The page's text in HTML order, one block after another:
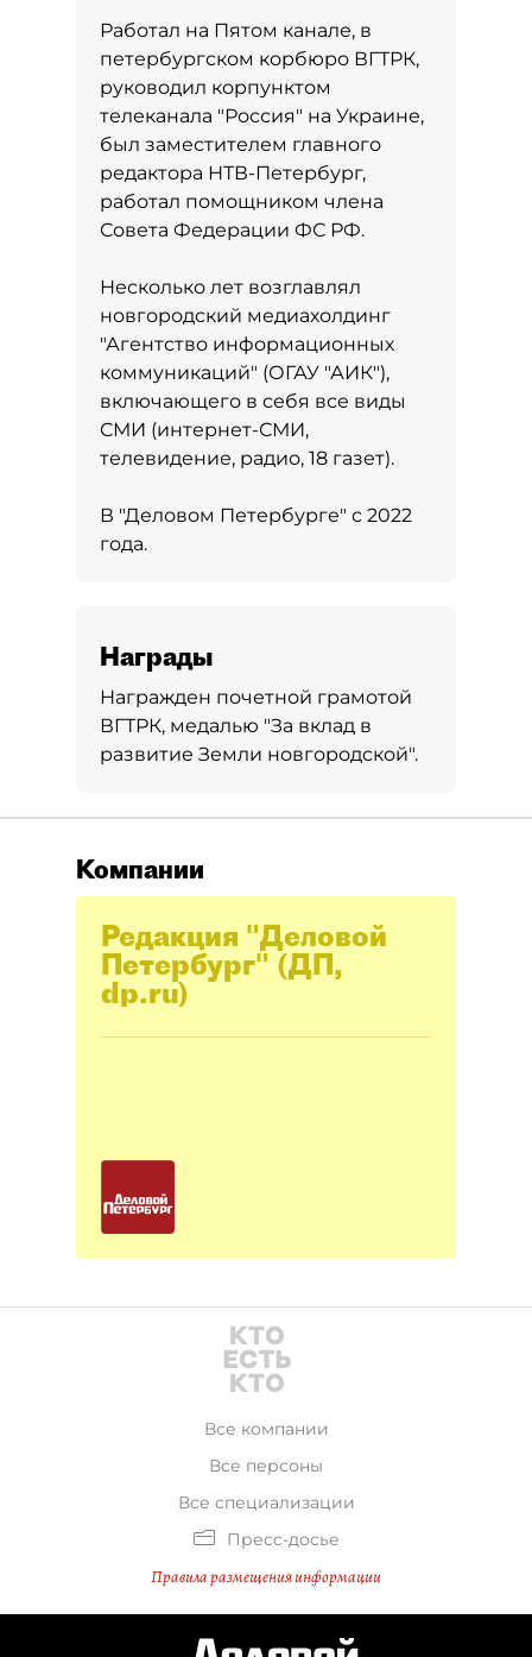
Работал на Пятом канале, в
петербургском корбюро ВГТРК,
руководил корпунктом
телеканала "Россия" на Украине,
был заместителем главного
редактора НТВ-Петербург,
работал помощником члена
Совета Федерации ФС РФ.
Несколько лет возглавлял
новгородский медиахолдинг
"Агентство информационных
коммуникаций" (ОГАУ "АИК"),
включающего в себя все виды
СМИ (интернет-СМИ,
телевидение, радио, 18 газет).
В "Деловом Петербурге" с 2022
года.
Награды
Награжден почетной грамотой
ВГТРК, медалью "За вклад в
развитие Земли новгородской".
Компании
Редакция "Деловой
Петербург" (ДП,
dp.ru)
Все компании
Все персоны
Все специализации
Пресс-досье
Правила размещения информации